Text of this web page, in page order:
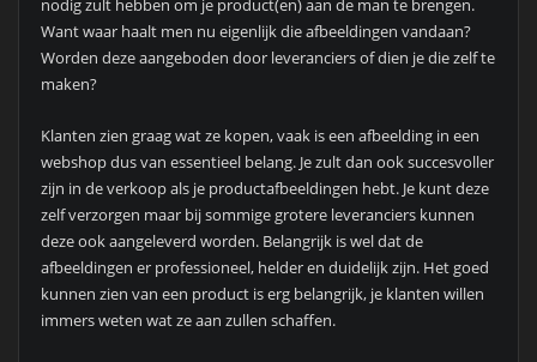
nodig zult hebben om je product(en) aan de man te brengen.
Want waar haalt men nu eigenlijk die afbeeldingen vandaan?
Worden deze aangeboden door leveranciers of dien je die zelf te
maken?
Klanten zien graag wat ze kopen, vaak is een afbeelding in een
webshop dus van essentieel belang. Je zult dan ook succesvoller
zijn in de verkoop als je productafbeeldingen hebt. Je kunt deze
zelf verzorgen maar bij sommige grotere leveranciers kunnen
deze ook aangeleverd worden. Belangrijk is wel dat de
afbeeldingen er professioneel, helder en duidelijk zijn. Het goed
kunnen zien van een product is erg belangrijk, je klanten willen
immers weten wat ze aan zullen schaffen.